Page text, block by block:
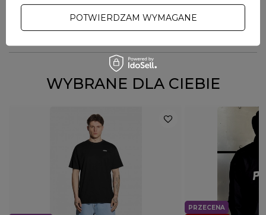
SZCZEGÓŁY PRODUKTU
Marka PROSTO
szary czarny
Potwierdź obecność oznaczeń lub etykiet
wymaganych przepisami
nie
ZADAJ PYTANIE
WYBRANE DLA CIEBIE
PRZECENA
POTWIERDZAM WYMAGANE